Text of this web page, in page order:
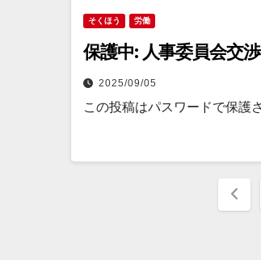
そくほう 労働
保護中: 人事委員会交
2025/09/05
この投稿はパスワードで保護
投